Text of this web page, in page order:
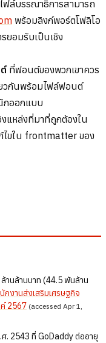
ฟล์บรรณาธิการสามารถ
พร้อมลิงก์พอร์ตโฟลิโอ
ยอมรับเป็นเชิง
ที่ฟอนต์ของพวกเขาควร
วกันพร้อมไฟล์ฟอนต์
กออกแบบ
แหล่งที่มาที่ถูกต้องใน
ไขใน frontmatter ของ
านล้านบาท (44.5 พันล้าน
กงานส่งเสริมเศรษฐกิจ
2567 (accessed Apr 1,
. 2543 ที่ GoDaddy ต่ออายุ